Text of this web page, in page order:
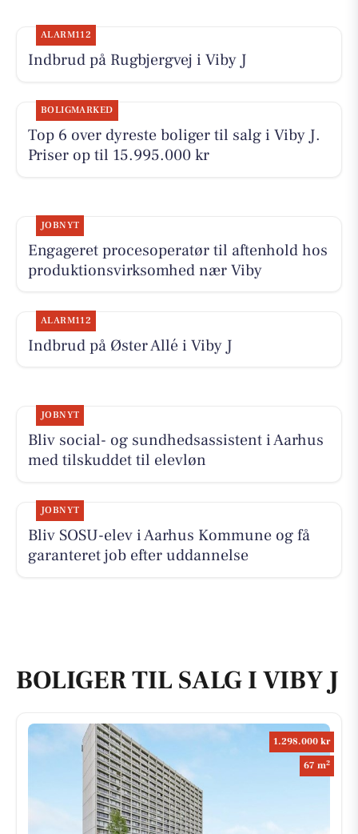
ALARM112
Indbrud på Rugbjergvej i Viby J
BOLIGMARKED
Top 6 over dyreste boliger til salg i Viby J.
Priser op til 15.995.000 kr
JOBNYT
Engageret procesoperatør til aftenhold hos
produktionsvirksomhed nær Viby
ALARM112
Indbrud på Øster Allé i Viby J
JOBNYT
Bliv social- og sundhedsassistent i Aarhus
med tilskuddet til elevløn
JOBNYT
Bliv SOSU-elev i Aarhus Kommune og få
garanteret job efter uddannelse
BOLIGER TIL SALG I VIBY J
1.298.000 kr
67 m2